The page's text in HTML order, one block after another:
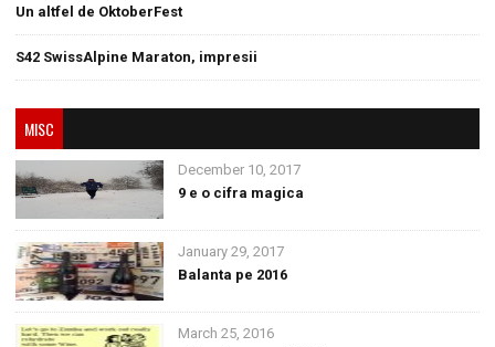
Un altfel de OktoberFest
S42 SwissAlpine Maraton, impresii
MISC
December 10, 2017
9 e o cifra magica
January 29, 2017
Balanta pe 2016
March 25, 2016